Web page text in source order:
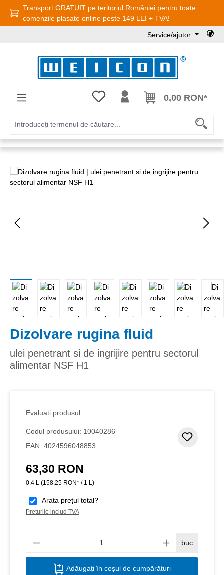
Sari la conținutul principal
Transport GRATUIT pe teritoriul României pentru toate
comenzile plasate online peste 149 LEI + TVA!
Service/ajutor
Aveți 0 articole din lista de dorințe
0,00 RON*
Sari peste galeria de imagini
Dizolvare rugina fluid
ulei penetrant si de ingrijire pentru sectorul
alimentar NSF H1
Evaluati produsul
Codul produsului: 10040286
EAN: 4024596048853
Preț obișnuit:
63,30 RON
0.4 L (158,25 RON* / 1 L)
Arata prețul total?
Preturile includ TVA
buc
Adăugați în coșul de cumpărături